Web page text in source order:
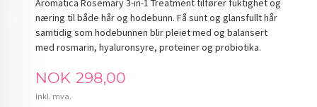
Aromatica Rosemary 3-in-1 Treatment tilfører fuktighet og
næring til både hår og hodebunn. Få sunt og glansfullt hår
samtidig som hodebunnen blir pleiet med og balansert
med rosmarin, hyaluronsyre, proteiner og probiotika.
Pris
NOK 298,00
inkl. mva.